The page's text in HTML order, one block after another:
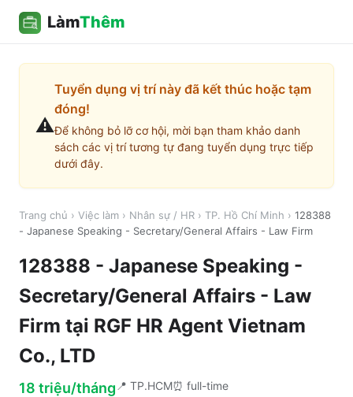
LàmThêm
⚠️
Tuyển dụng vị trí này đã kết thúc hoặc tạm
đóng!
Để không bỏ lỡ cơ hội, mời bạn tham khảo danh
sách các vị trí tương tự đang tuyển dụng trực tiếp
dưới đây.
Trang chủ › Việc làm › Nhân sự / HR › TP. Hồ Chí Minh › 128388
- Japanese Speaking - Secretary/General Affairs - Law Firm
128388 - Japanese Speaking -
Secretary/General Affairs - Law
Firm tại RGF HR Agent Vietnam
Co., LTD
18 triệu/tháng 📍 TP.HCM⏰ full-time